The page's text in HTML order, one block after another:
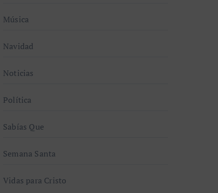
Música
Navidad
Noticias
Política
Sabías Que
Semana Santa
Vidas para Cristo